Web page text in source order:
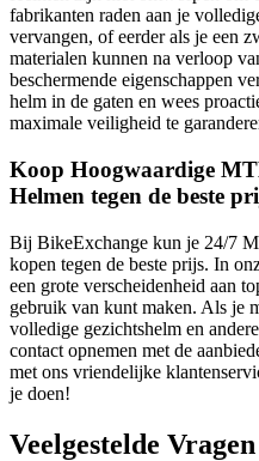
fabrikanten raden aan je
vervangen, of eerder als je een
materialen kunnen na verloop
beschermende eigenschappen
helm in de gaten en wees
maximale veiligheid te
Koop Hoogwaardige
Helmen tegen de beste
Bij BikeExchange kun je 24/7
kopen tegen de beste prijs. In
een grote verscheidenheid aan
gebruik van kunt maken. Als je
volledige gezichtshelm en
contact opnemen met de
met ons vriendelijke
je doen!
Veelgestelde